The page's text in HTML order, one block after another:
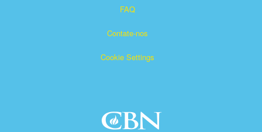
FAQ
Contate-nos
Cookie Settings